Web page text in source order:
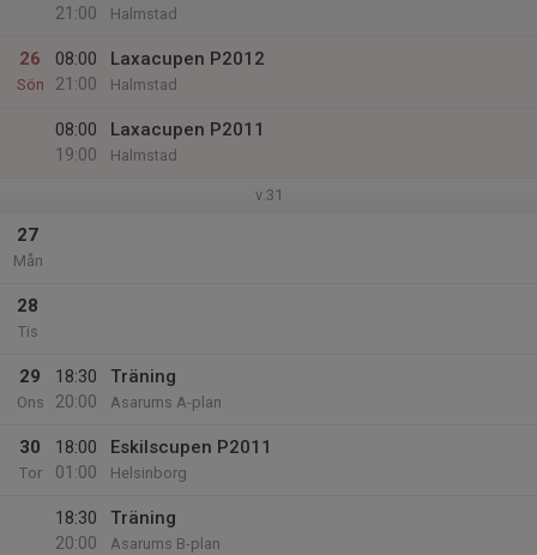
21:00
Halmstad
26
Sön
08:00
21:00
Laxacupen P2012
Halmstad
08:00
19:00
Laxacupen P2011
Halmstad
v.31
27
Mån
28
Tis
29
Ons
18:30
20:00
Träning
Asarums A-plan
30
Tor
18:00
01:00
Eskilscupen P2011
Helsinborg
18:30
20:00
Träning
Asarums B-plan